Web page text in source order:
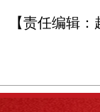
【责任编辑：